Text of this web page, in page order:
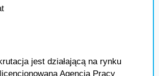
jest działającą na rynku
Agencją Pracy